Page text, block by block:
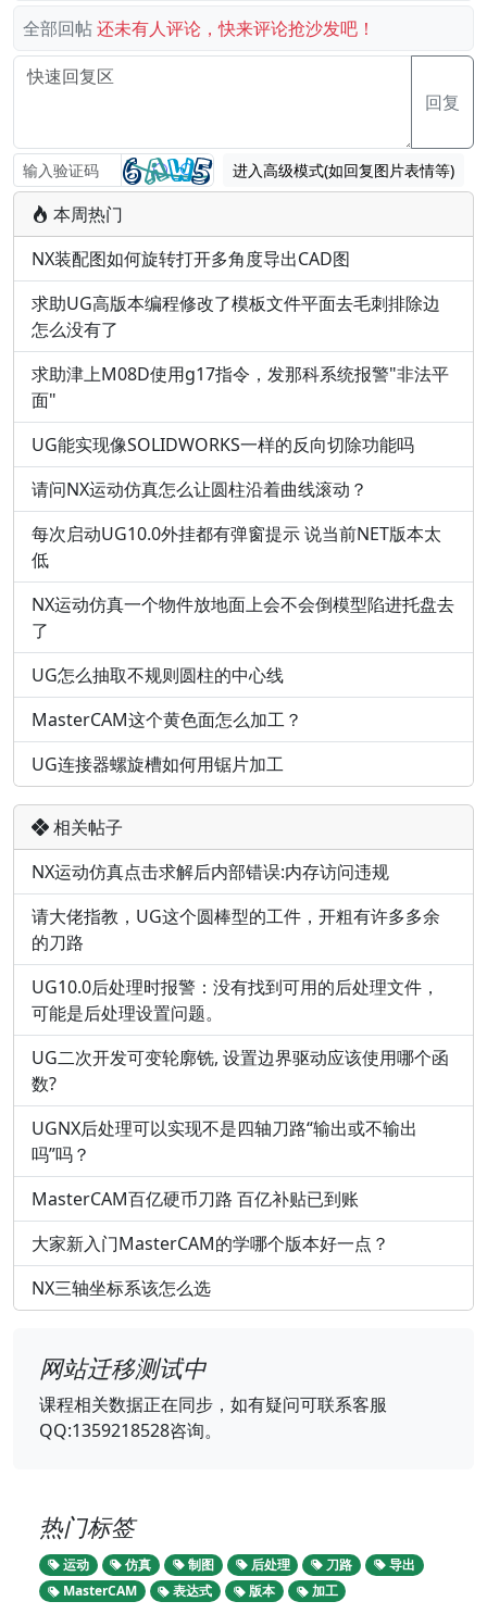
全部回帖还未有人评论，快来评论抢沙发吧！
回复
进入高级模式(如回复图片表情等)
本周热门
NX装配图如何旋转打开多角度导出CAD图
求助UG高版本编程修改了模板文件平面去毛刺排除边
怎么没有了
求助津上M08D使用g17指令，发那科系统报警"非法平
面"
UG能实现像SOLIDWORKS一样的反向切除功能吗
请问NX运动仿真怎么让圆柱沿着曲线滚动？
每次启动UG10.0外挂都有弹窗提示 说当前NET版本太
低
NX运动仿真一个物件放地面上会不会倒模型陷进托盘去
了
UG怎么抽取不规则圆柱的中心线
MasterCAM这个黄色面怎么加工？
UG连接器螺旋槽如何用锯片加工
相关帖子
NX运动仿真点击求解后内部错误:内存访问违规
请大佬指教，UG这个圆棒型的工件，开粗有许多多余
的刀路
UG10.0后处理时报警：没有找到可用的后处理文件，
可能是后处理设置问题。
UG二次开发可变轮廓铣, 设置边界驱动应该使用哪个函
数?
UGNX后处理可以实现不是四轴刀路“输出或不输出
吗”吗？
MasterCAM百亿硬币刀路 百亿补贴已到账
大家新入门MasterCAM的学哪个版本好一点？
NX三轴坐标系该怎么选
网站迁移测试中
课程相关数据正在同步，如有疑问可联系客服
QQ:1359218528咨询。
热门标签
运动 仿真 制图 后处理 刀路
导出
MasterCAM
表达式 版本 加工